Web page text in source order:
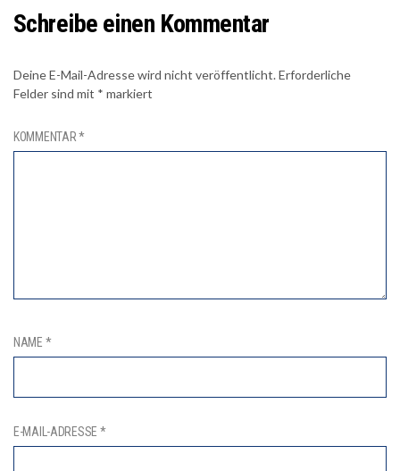
Schreibe einen Kommentar
Deine E-Mail-Adresse wird nicht veröffentlicht.Erforderliche
Felder sind mit * markiert
KOMMENTAR*
NAME *
E-MAIL-ADRESSE *